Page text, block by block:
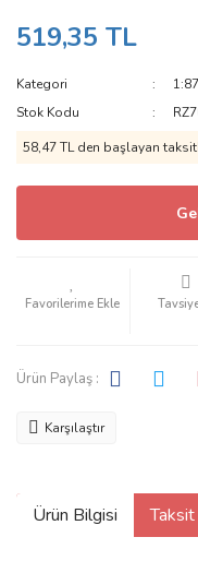
519,35 TL
Kategori
1:87
Stok Kodu
58,47 TL den başlayan
Ürün Paylaş :
Karşılaştır
Ürün Bilgisi